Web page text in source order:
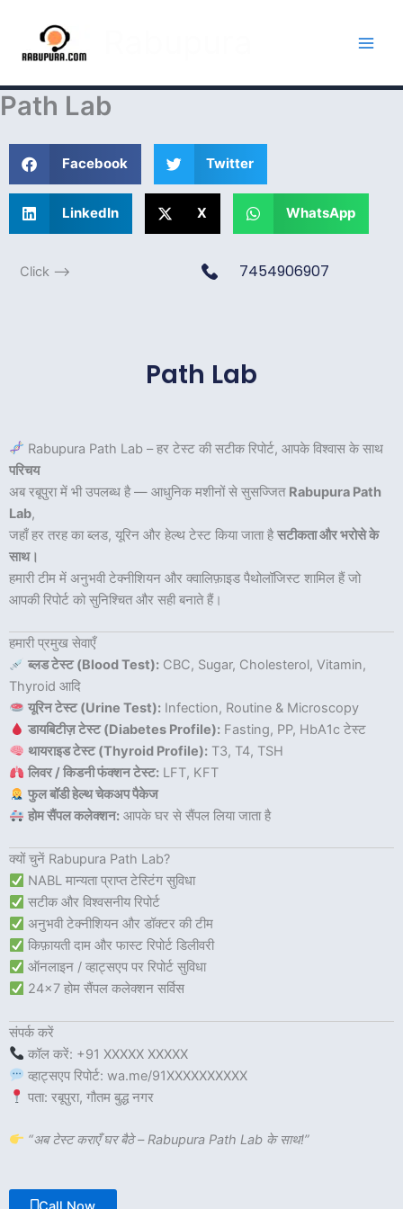
content
Path Lab
Facebook Twitter
LinkedIn X WhatsApp
Click --> 7454906907
Path Lab
Rabupura Path Lab – हर टेस्ट की सटीक रिपोर्ट, आपके विश्वास के साथ
परिचय
अब रबूपुरा में भी उपलब्ध है — आधुनिक मशीनों से सुसज्जित Rabupura Path
Lab,
जहाँ हर तरह का ब्लड, यूरिन और हेल्थ टेस्ट किया जाता हैसटीकता और भरोसे के
साथ।
हमारी टीम में अनुभवी टेक्नीशियन और क्वालिफ़ाइड पैथोलॉजिस्ट शामिल हैं जो
आपकी रिपोर्ट को सुनिश्चित और सही बनाते हैं।
हमारी प्रमुख सेवाएँ
ब्लड टेस्ट (Blood Test):CBC, Sugar, Cholesterol, Vitamin,
Thyroid आदि
यूरिन टेस्ट (Urine Test):Infection, Routine & Microscopy
डायबिटीज़ टेस्ट (Diabetes Profile):Fasting, PP, HbA1c टेस्ट
थायराइड टेस्ट (Thyroid Profile):T3, T4, TSH
लिवर / किडनी फंक्शन टेस्ट:LFT, KFT
फुल बॉडी हेल्थ चेकअप पैकेज
होम सैंपल कलेक्शन:आपके घर से सैंपल लिया जाता है
क्यों चुनें Rabupura Path Lab?
NABL मान्यता प्राप्त टेस्टिंग सुविधा
सटीक और विश्वसनीय रिपोर्ट
अनुभवी टेक्नीशियन और डॉक्टर की टीम
किफ़ायती दाम और फास्ट रिपोर्ट डिलीवरी
ऑनलाइन / व्हाट्सएप पर रिपोर्ट सुविधा
24×7 होम सैंपल कलेक्शन सर्विस
संपर्क करें
कॉल करें: +91 XXXXX XXXXX
व्हाट्सएप रिपोर्ट: wa.me/91XXXXXXXXXX
पता: रबूपुरा, गौतम बुद्ध नगर
“अब टेस्ट कराएँ घर बैठे – Rabupura Path Lab के साथ!”